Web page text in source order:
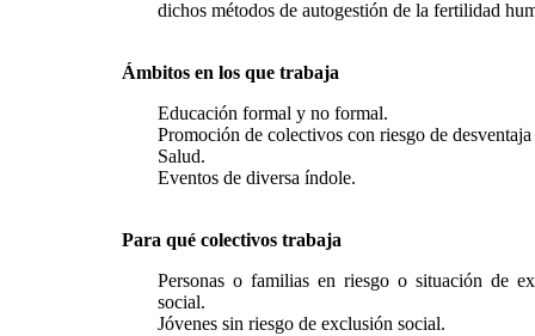
dichos métodos de autogestión de la fertilidad
Ámbitos en los que trabaja
Educación formal y no formal.
Promoción de colectivos con riesgo de
Salud.
Eventos de diversa índole.
Para qué colectivos trabaja
Personas o familias en riesgo o situación de
social.
Jóvenes sin riesgo de exclusión social.